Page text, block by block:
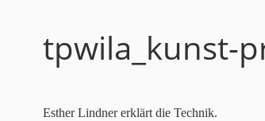
tpwila_kunst-
Esther Lindner erklärt die Technik.